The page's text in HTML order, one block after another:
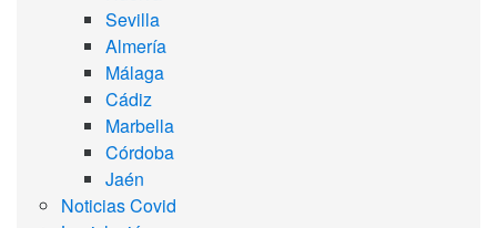
Sevilla
Almería
Málaga
Cádiz
Marbella
Córdoba
Jaén
Noticias Covid